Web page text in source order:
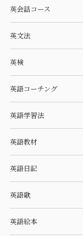
英会話コース
英文法
英検
英語コーチング
英語学習法
英語教材
英語日記
英語歌
英語絵本